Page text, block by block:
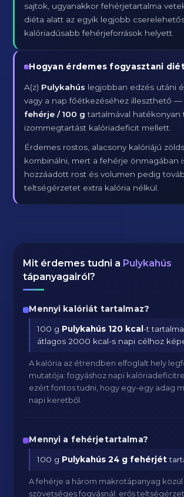
sajtok, ugyanakkor fehérjetartalma
diéta alatt az egyik legjobb
kalóriadúsabb fehérjeforrások helyett.
Hogyan érdemes fogyasztani
A(z) Pulykahús legjobban edzés utáni
vagy a nap főétkezéséhez illeszthető
fehérje / 100 g tartalmával hatékonyan
izommegtartást kalóriadeficit mellett.
Érdemes rostos, alacsony kalóriájú
kombinálni, mert a fehérje önmagában
hozzáadott rost és volumen pedig
teltségérzetet extra kalória nélkül.
Mit érdemes tudni a Pulykahús
tápanyagairól?
Mennyi kalóriát tartalmaz?
100 g Pulykahús 120 kcal-t
átlagos 2000 kcal-s napi célhoz
A kalória az étrendben elfoglalt hely
mutatója: fogyáshoz napi kalóriadeficitre
ezért fontos tudni, hogy egy-egy adag
napi keretből.
Mennyi a fehérjetartalma?
100 g Pulykahús 24 g fehérjét
A fehérje a három makrotápanyag
szövetséges fogyásnál: erős